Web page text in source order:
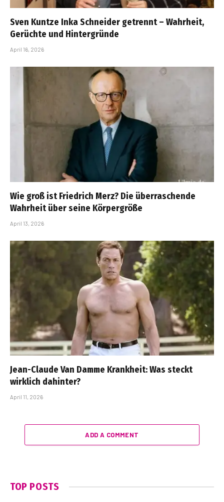
Sven Kuntze Inka Schneider getrennt – Wahrheit,
Gerüchte und Hintergründe
April 16, 2026
Wie groß ist Friedrich Merz? Die überraschende
Wahrheit über seine Körpergröße
April 13, 2026
Jean-Claude Van Damme Krankheit: Was steckt
wirklich dahinter?
April 11, 2026
ADD A COMMENT
TOP POSTS